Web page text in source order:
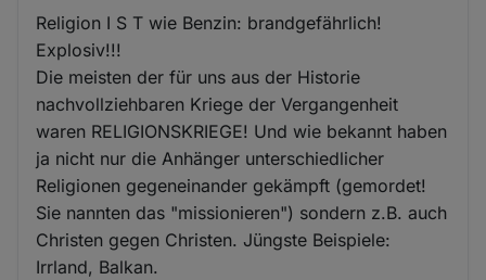
Religion I S T wie Benzin: brandgefährlich!
Explosiv!!!
Die meisten der für uns aus der Historie
nachvollziehbaren Kriege der Vergangenheit
waren RELIGIONSKRIEGE! Und wie bekannt haben
ja nicht nur die Anhänger unterschiedlicher
Religionen gegeneinander gekämpft (gemordet!
Sie nannten das "missionieren") sondern z.B. auch
Christen gegen Christen. Jüngste Beispiele:
Irrland, Balkan.